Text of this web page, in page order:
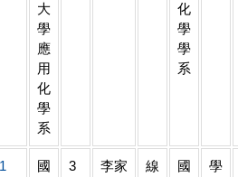
大
學
應
用
化
學
系
化
學
學
系
國
3
李家
線
國
學